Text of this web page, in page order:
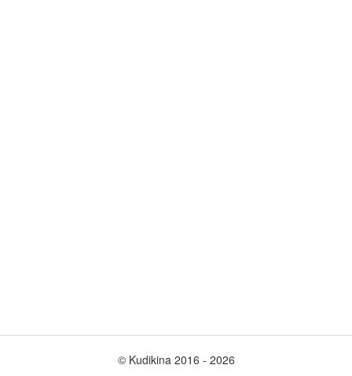
© Kudikina 2016 ‐ 2026